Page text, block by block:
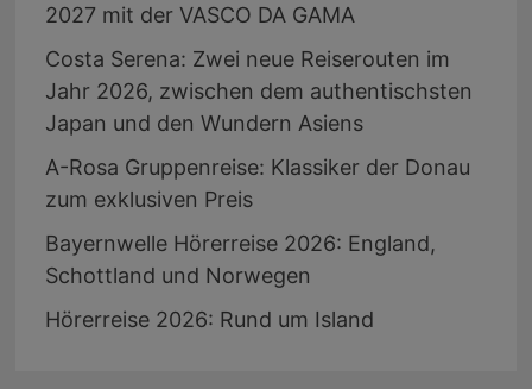
2027 mit der VASCO DA GAMA
Costa Serena: Zwei neue Reiserouten im
Jahr 2026, zwischen dem authentischsten
Japan und den Wundern Asiens
A-Rosa Gruppenreise: Klassiker der Donau
zum exklusiven Preis
Bayernwelle Hörerreise 2026: England,
Schottland und Norwegen
Hörerreise 2026: Rund um Island